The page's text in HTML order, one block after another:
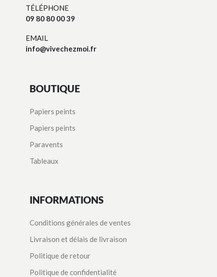
TÉLÉPHONE
09 80 80 00 39
EMAIL
info@vivechezmoi.fr
BOUTIQUE
Papiers peints
Papiers peints
Paravents
Tableaux
INFORMATIONS
Conditions générales de ventes
Livraison et délais de livraison
Politique de retour
Politique de confidentialité